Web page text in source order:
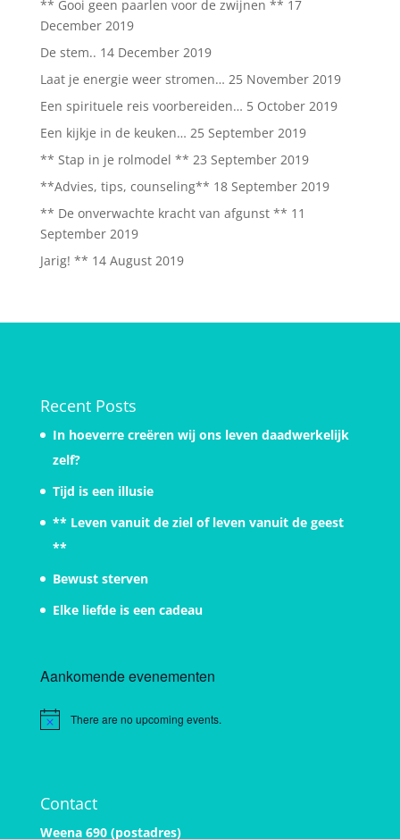
** Gooi geen paarlen voor de zwijnen ** 17
December 2019
De stem.. 14 December 2019
Laat je energie weer stromen… 25 November 2019
Een spirituele reis voorbereiden… 5 October 2019
Een kijkje in de keuken… 25 September 2019
** Stap in je rolmodel ** 23 September 2019
**Advies, tips, counseling** 18 September 2019
** De onverwachte kracht van afgunst ** 11
September 2019
Jarig! ** 14 August 2019
Recent Posts
In hoeverre creëren wij ons leven daadwerkelijk
zelf?
Tijd is een illusie
** Leven vanuit de ziel of leven vanuit de geest
**
Bewust sterven
Elke liefde is een cadeau
Aankomende evenementen
Notice There are no upcoming events.
Contact
Weena 690 (postadres)